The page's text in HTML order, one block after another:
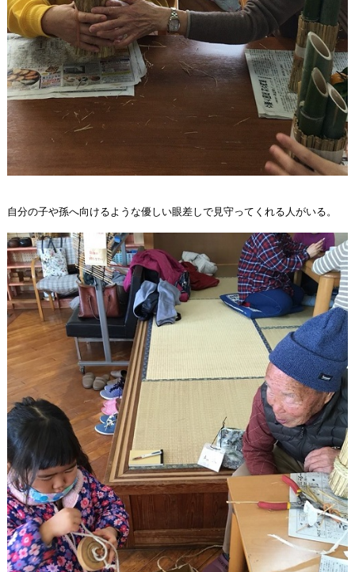
自分の子や孫へ向けるような優しい眼差しで見守ってくれる人がいる。